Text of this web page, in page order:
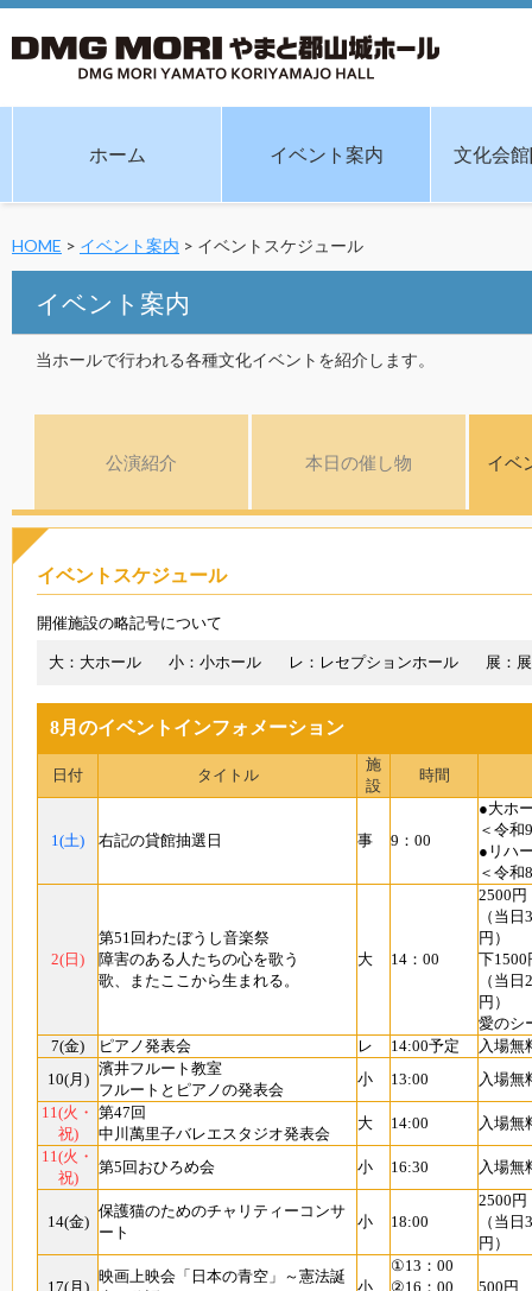
ホーム イベント案内 文化会
HOME > イベント案内 > イベントスケジュール
イベント案内
当ホールで行われる各種文化イベントを紹介します。
公演紹介 本日の催し物 イベ